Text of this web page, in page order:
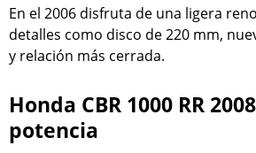
En el 2006 disfruta de una ligera
detalles como disco de 220 mm,
y relación más cerrada.
Honda CBR 1000 RR
potencia